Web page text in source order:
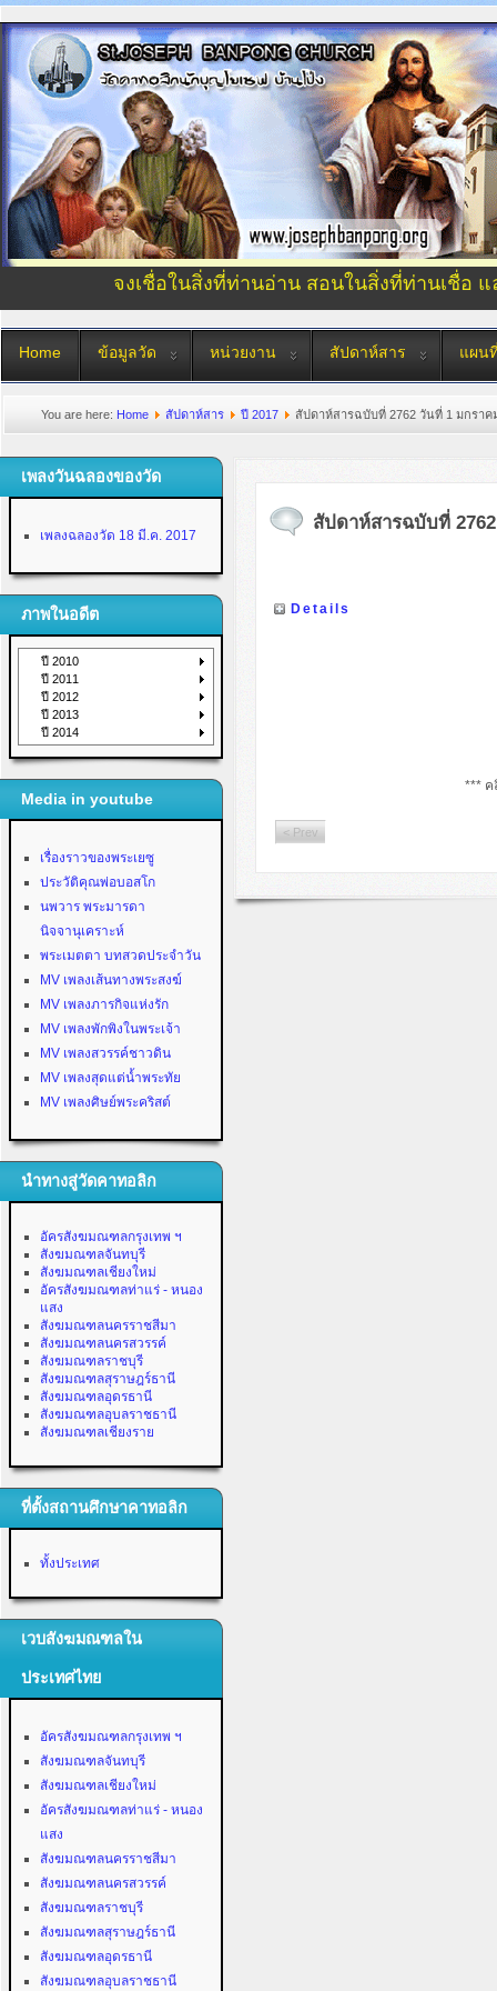
จงเชื่อในสิ่งที่ท่านอ่าน สอนในสิ่งที่ท่านเชื่อ
Home ข้อมูลวัด หน่วยงาน สัปดาห์สาร แผน
You are here: Home สัปดาห์สาร ปี 2017 สัปดาห์สารฉบับที่ 2762 วันที่ 1 มกราค
เพลงวันฉลองของวัด
เพลงฉลองวัด 18 มี.ค. 2017
ภาพในอดีต
ปี 2010
ปี 2011
ปี 2012
ปี 2013
ปี 2014
Media in youtube
เรื่องราวของพระเยซู
ประวัติคุณพ่อบอสโก
นพวาร พระมารดา
นิจจานุเคราะห์
พระเมตตา บทสวดประจำวัน
MV เพลงเส้นทางพระสงฆ์
MV เพลงภารกิจแห่งรัก
MV เพลงพักพิงในพระเจ้า
MV เพลงสวรรค์ชาวดิน
MV เพลงสุดแต่น้ำพระทัย
MV เพลงศิษย์พระคริสต์
นำทางสู่วัดคาทอลิก
อัครสังฆมณฑลกรุงเทพ ฯ
สังฆมณฑลจันทบุรี
สังฆมณฑลเชียงใหม่
อัครสังฆมณฑลท่าแร่ - หนอง
แสง
สังฆมณฑลนครราชสีมา
สังฆมณฑลนครสวรรค์
สังฆมณฑลราชบุรี
สังฆมณฑลสุราษฎร์ธานี
สังฆมณฑลอุดรธานี
สังฆมณฑลอุบลราชธานี
สังฆมณฑลเชียงราย
ที่ตั้งสถานศึกษาคาทอลิก
ทั้งประเทศ
เวบสังฆมณฑลใน
ประเทศไทย
อัครสังฆมณฑลกรุงเทพ ฯ
สังฆมณฑลจันทบุรี
สังฆมณฑลเชียงใหม่
อัครสังฆมณฑลท่าแร่ - หนอง
แสง
สังฆมณฑลนครราชสีมา
สังฆมณฑลนครสวรรค์
สังฆมณฑลราชบุรี
สังฆมณฑลสุราษฎร์ธานี
สังฆมณฑลอุดรธานี
สังฆมณฑลอุบลราชธานี
สัปดาห์สารฉบับที่
Details
*** ค
< Prev